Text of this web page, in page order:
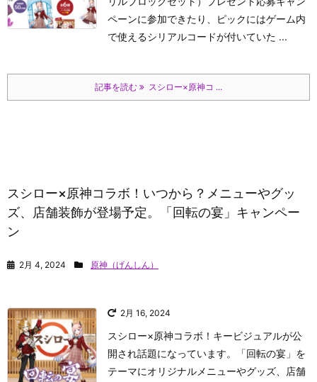
ペーンに参加できたり、ピックにはゲーム内
で使えるシリアルコードが付いていた ...
記事を読む スシロー×原神コ ...
スシロー×原神コラボ！いつから？メニューやグッ
ズ、店舗装飾が登場予定。「回転の宴」キャンペー
ン
2月 4, 2024 原神（げんしん）
2月 16, 2024
スシロー×原神コラボ！キービジュアルが公
開され話題になっています。「回転の宴」を
テーマにオリジナルメニューやグッズ、店舗